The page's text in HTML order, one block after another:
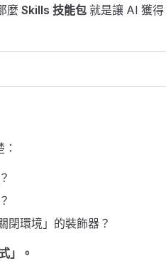
麼 Skills 技能包 就是讓 AI 獲
閉環境」的裝飾器？
」。